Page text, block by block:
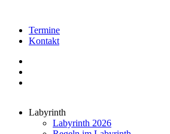
Termine
Kontakt
Labyrinth
Labyrinth 2026